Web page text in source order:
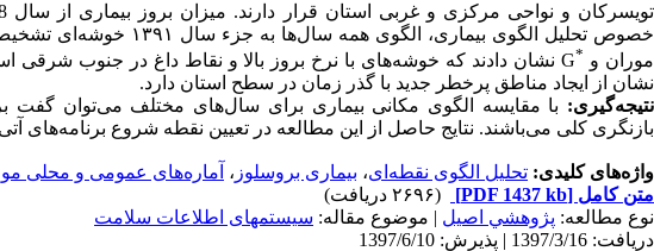
خصوص تحلیل الگوی
موران و
G*
نشان دادند که خوشه‌های با نرخ بروز بالا و نقاط داغ در جنوب شرقی
نشان از ایجاد مناطق پرخطر جدید با گذر زمان در سطح استان دارد.
نتیجه‌گیری: با مقایسه الگوی مکانی بیماری برای سال‌های مختلف می‌توان گفت
بازنگری کلی می‌باشند. نتایج حاصل از این مطالعه در تعیین نقطه شروع برنامه‌های
واژه‌های کلیدی: تحلیل الگوی نقطه‌ای، بیماری بروسلوز ، آماره‌های عمومی و محلی
متن کامل [PDF 1437 kb]
(۲۶۹۶ دریافت)
نوع مطالعه: پژوهشي اصیل | موضوع مقاله: سیستمهای اطلاعات سلامت
دریافت: 1397/3/16 | پذیرش: 1397/6/10